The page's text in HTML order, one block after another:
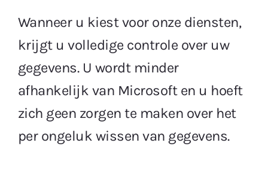
Wanneer u kiest voor onze diensten,
krijgt u volledige controle over uw
gegevens. U wordt minder
afhankelijk van Microsoft en u hoeft
zich geen zorgen te maken over het
per ongeluk wissen van gegevens.